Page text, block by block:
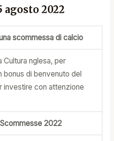
2022
scommessa di calcio
nglesa, per
bonus di benvenuto del
investire con attenzione
2022